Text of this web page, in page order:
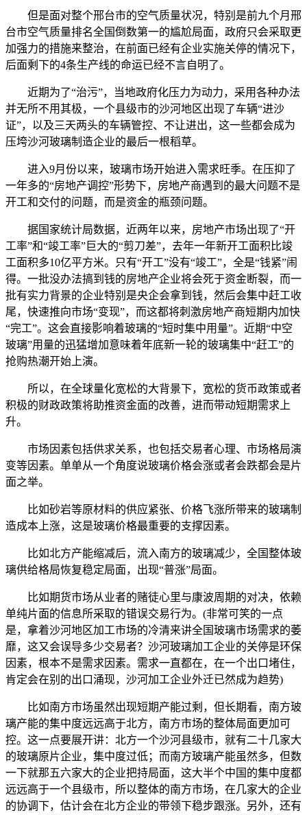
但是面对整个邢台市的空气质量状况，特别是前九个月邢
台市空气质量排名全国倒数第一的尴尬局面，政府只会采取更
加强力的措施来整治，在前面已经有企业实施关停的情况下，
后面剩下的4条生产线的命运已经不言自明了。
近期为了“治污”，当地政府化压力为动力，采用各种办法
并无所不用其极，一个县级市的沙河地区出现了车辆“进沙
证”，以及三天两头的车辆管控、不让进出，这一些都会成为
压垮沙河玻璃制造企业的最后一根稻草。
进入9月份以来，玻璃市场开始进入需求旺季。在压抑了
一年多的“房地产调控”形势下，房地产商遇到的最大问题不是
开工和交付的问题，而是资金的瓶颈问题。
据国家统计局数据，近两年以来，房地产市场出现了“开
工率”和“竣工率”巨大的“剪刀差”，去年一年新开工面积比竣
工面积多10亿平方米。只有“开工”没有“竣工”，全是“钱紧”闹
得。一批没办法搞到钱的房地产企业将会死于资金断裂，而一
批有实力背景的企业特别是央企会拿到钱，然后会集中赶工收
尾，快速推向市场“变现”，而这都将刺激房地产商短期内加快
“完工”。这会直接影响着玻璃的“短时集中用量”。近期“中空
玻璃”用量的迅猛增加意味着年底新一轮的玻璃集中“赶工”的
抢购热潮开始上演。
所以，在全球量化宽松的大背景下，宽松的货币政策或者
积极的财政政策将助推资金面的改善，进而带动短期需求上
升。
市场因素包括供求关系，也包括交易者心理、市场格局演
变等因素。单单从一个角度说玻璃价格会涨或者会跌都会是片
面之举。
比如砂岩等原材料的供应紧张、价格飞涨所带来的玻璃制
造成本上涨，这是玻璃价格最重要的支撑因素。
比如北方产能缩减后，流入南方的玻璃减少，全国整体玻
璃供给格局恢复稳定局面，出现“普涨”局面。
比如期货市场从业者的赌徒心里与康波周期的对决，依赖
单纯片面的信息所采取的错误交易行为。(非常可笑的一点
是，拿着沙河地区加工市场的冷清来讲全国玻璃市场需求的萎
靡，这又会误导多少交易者？沙河玻璃加工企业的关停是环保
因素，根本不是需求因素。需求一直都在，在一个出口堵住，
肯定会在别的出口涌现，沙河加工企业外迁已然成为趋势)
比如南方市场虽然出现短期产能过剩，但长期看，南方玻
璃产能的集中度远远高于北方，南方市场的整体局面更加可
控。这一点要展开讲：北方一个沙河县级市，就有二十几家大
的玻璃原片企业，集中度过低；而南方玻璃产能虽然多，但数
一下就那五六家大的企业把持局面，这大半个中国的集中度都
远远高于一个县级市，所以整体的南方市场，在几家大的企业
的协调下，估计会在北方企业的带领下稳步跟涨。另外，还有